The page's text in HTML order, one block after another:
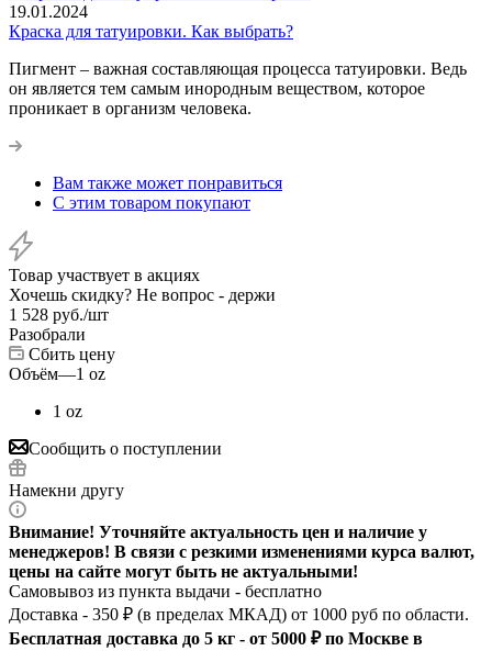
19.01.2024
Краска для татуировки. Как выбрать?
Пигмент – важная составляющая процесса татуировки. Ведь
он является тем самым инородным веществом, которое
проникает в организм человека.
Вам также может понравиться
С этим товаром покупают
Товар участвует в акциях
Хочешь скидку? Не вопрос - держи
1 528 руб./шт
Разобрали
Сбить цену
Объём—1 oz
1 oz
Сообщить о поступлении
Намекни другу
Внимание! Уточняйте актуальность цен и наличие у
менеджеров! В связи с резкими изменениями курса валют,
цены на сайте могут быть не актуальными!
Самовывоз из пункта выдачи - бесплатно
Доставка - 350 ₽ (в пределах МКАД) от 1000 руб по области.
Бесплатная доставка до 5 кг - от 5000 ₽ по Москве в